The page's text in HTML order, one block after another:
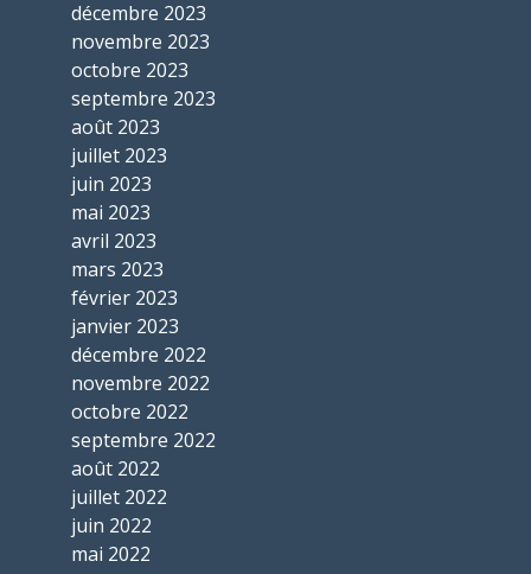
décembre 2023
novembre 2023
octobre 2023
septembre 2023
août 2023
juillet 2023
juin 2023
mai 2023
avril 2023
mars 2023
février 2023
janvier 2023
décembre 2022
novembre 2022
octobre 2022
septembre 2022
août 2022
juillet 2022
juin 2022
mai 2022